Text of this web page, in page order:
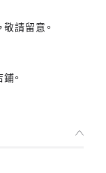
請留意。
。